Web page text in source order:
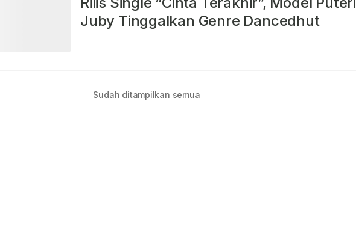
Juby Tinggalkan Genre Dancedhut
Sudah ditampilkan semua